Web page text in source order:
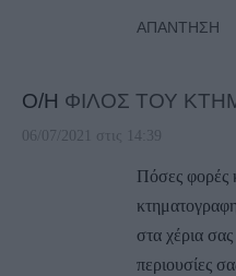
ΑΠΆΝΤΗΣΗ
Ο/Η ΦΙΛΟΣ ΤΟΥ
06/07/2021 στις 14:39
Πόσες φορές
στα χέρια σας
περιουσίες